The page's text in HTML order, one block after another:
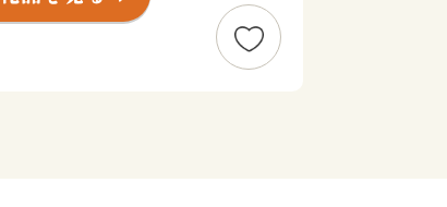
スロ市から国外初のサンタラン
、感謝と奉仕」を基本理念とし